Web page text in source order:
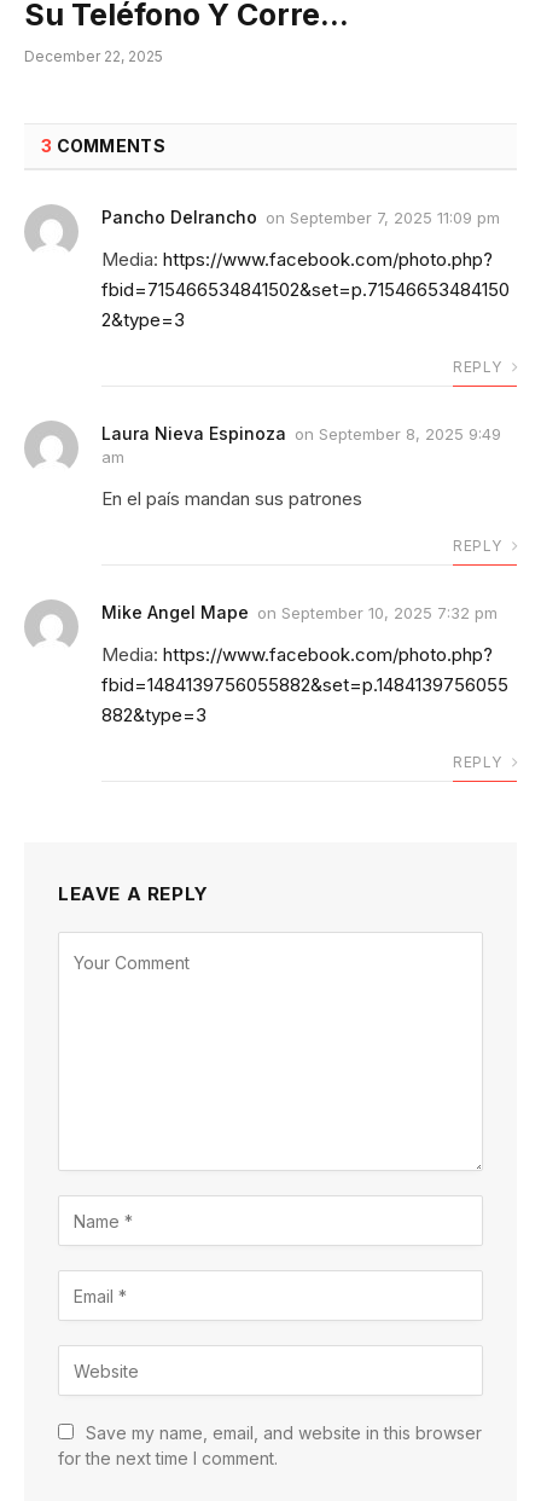
Su Teléfono Y Corre…
December 22, 2025
3 COMMENTS
Pancho Delrancho on September 7, 2025 11:09 pm
Media: https://www.facebook.com/photo.php?
fbid=715466534841502&set=p.71546653484150
2&type=3
REPLY
Laura Nieva Espinoza on September 8, 2025 9:49
am
En el país mandan sus patrones
REPLY
Mike Angel Mape on September 10, 2025 7:32 pm
Media: https://www.facebook.com/photo.php?
fbid=1484139756055882&set=p.1484139756055
882&type=3
REPLY
LEAVE A REPLY
Save my name, email, and website in this browser
for the next time I comment.